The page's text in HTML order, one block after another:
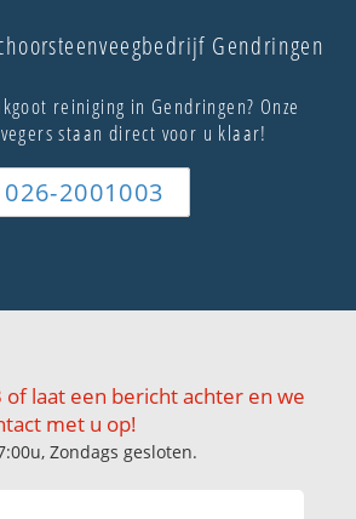
Gendringen
reiniging in Gendringen? Onze
staan direct voor u klaar!
026-2001003
laat een bericht achter en we
met u op!
Zondags gesloten.